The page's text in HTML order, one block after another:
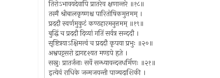
तिरोऽभावयदेवापि प्रातरेव क्षणान्तरे ॥१८॥
तस्मै श्रीबालकृष्णश्च पारितोषिकमुत्तमम् ।
प्रददौ स्वर्णमुकुटं कण्ठहारमनुत्तमम् ॥१९॥
बुद्धिं च प्रददौ दिव्यां गतिं सर्वत्र सन्ददौ ।
सृष्टित्रयाऽक्षिमत्त्वं च प्रददौ कृपया प्रभुः ॥२०॥
अश्वपट्टसरो द्रागदृश्यत मण्डपे हृते ।
सस्नुः प्रातर्जनाः सर्वे सन्ध्यावन्दनधर्मिणः ॥२१॥
इत्येवं राधिके जन्मजयन्ती पाञ्चदाशिकी ।